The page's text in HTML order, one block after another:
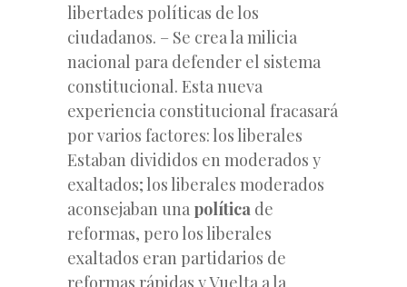
libertades políticas de los
ciudadanos. – Se crea la milicia
nacional para defender el sistema
constitucional. Esta nueva
experiencia constitucional fracasará
por varios factores: los liberales
Estaban divididos en moderados y
exaltados; los liberales moderados
aconsejaban una política de
reformas, pero los liberales
exaltados eran partidarios de
reformas rápidas y Vuelta a la